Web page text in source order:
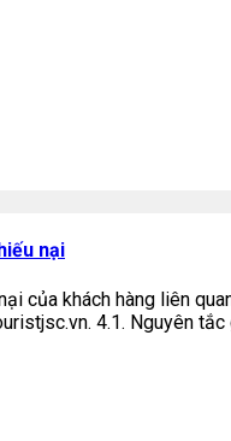
nại
của khách hàng liên
4.1. Nguyên